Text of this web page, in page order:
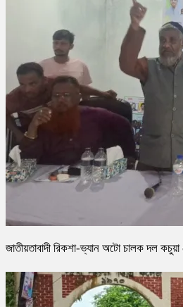
জাতীয়তাবাদী রিকশা-ভ্যান অটো চালক দল কচুয়া